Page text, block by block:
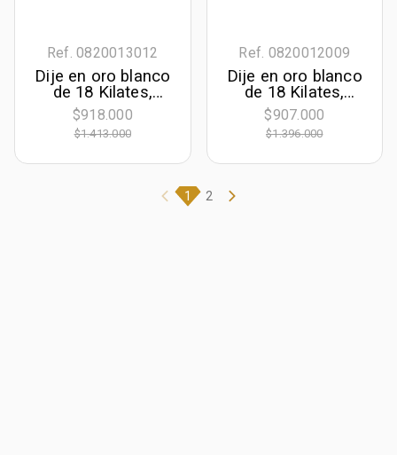
Ref. 0820013012
Dije en oro blanco
de 18 Kilates,
Barra, con 2
zircones centrales
$918.000
$1.413.000
Ref. 0820012009
Dije en oro blanco
de 18 Kilates,
Onda, con rubí
central de 0.70 Ct
y decoración en
$907.000
$1.396.000
1 2